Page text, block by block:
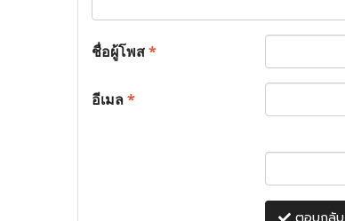
ชื่อผู้โพส*
อีเมล*